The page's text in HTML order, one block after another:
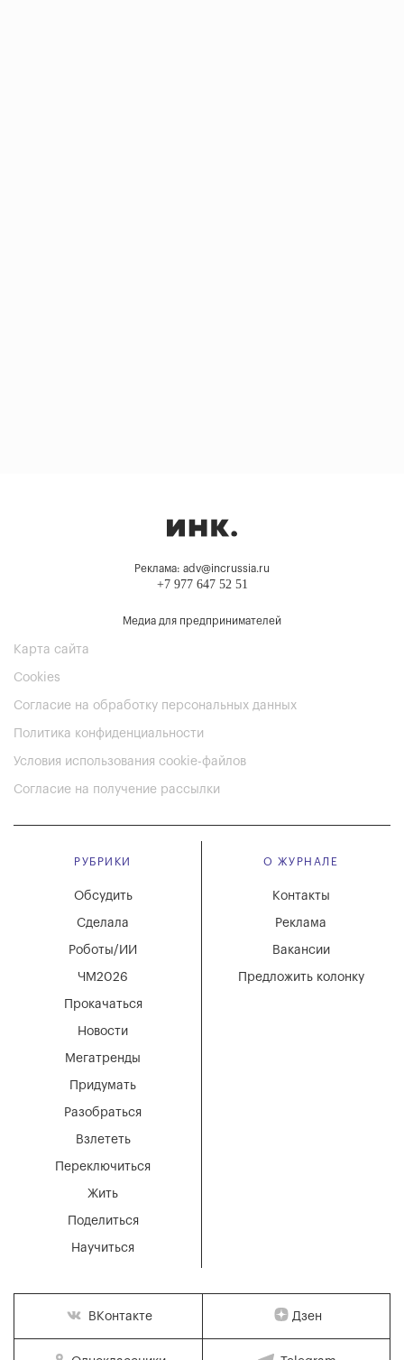
Реклама: adv@incrussia.ru
+7 977 647 52 51
Медиа для предпринимателей
Карта сайта
Cookies
Согласие на обработку персональных данных
Политика конфиденциальности
Условия использования cookie-файлов
Согласие на получение рассылки
РУБРИКИ
Мегатренды
Придумать
Разобраться
Взлететь
Новости
Переключиться
Жить
Поделиться
Научиться
Обсудить
Сделала
Роботы/ИИ
ЧМ2026
Прокачаться
О ЖУРНАЛЕ
Вакансии
Реклама
Контакты
Предложить колонку
ВКонтакте Дзен